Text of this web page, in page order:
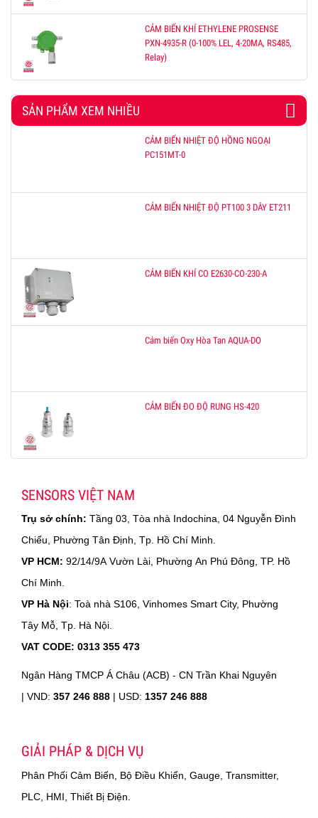
CẢM BIẾN KHÍ ETHYLENE PROSENSE
PXN-4935-R (0-100% LEL, 4-20MA, RS485,
Relay)
SẢN PHẨM XEM NHIỀU
CẢM BIẾN NHIỆT ĐỘ HỒNG NGOẠI
PC151MT-0
CẢM BIẾN NHIỆT ĐỘ PT100 3 DÂY ET211
CẢM BIẾN KHÍ CO E2630-CO-230-A
Cảm biến Oxy Hòa Tan AQUA-DO
CẢM BIẾN ĐO ĐỘ RUNG HS-420
SENSORS VIỆT NAM
Trụ sở chính: Tầng 03, Tòa nhà Indochina, 04 Nguyễn Đình
Chiểu, Phường Tân Định, Tp. Hồ Chí Minh.
VP HCM: 92/14/9A Vườn Lài, Phường An Phú Đông, TP. Hồ
Chí Minh.
VP Hà Nội: Toà nhà S106, Vinhomes Smart City, Phường
Tây Mỗ, Tp. Hà Nội.
VAT CODE: 0313 355 473
Ngân Hàng TMCP Á Châu (ACB) - CN Trần Khai Nguyên
| VND: 357 246 888 | USD: 1357 246 888
GIẢI PHÁP & DỊCH VỤ
Phân Phối Cảm Biến, Bộ Điều Khiển, Gauge, Transmitter,
PLC, HMI, Thiết Bị Điện.